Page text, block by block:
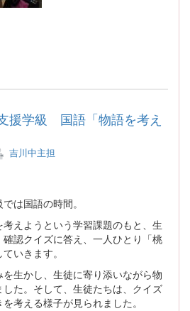
援学級 国語「物語を考え
吉川中主担
は国語の時間。
えようという学習課題のもと、生
認クイズに答え、一人ひとり「桃
いきます。
生かし、生徒に寄り添いながら物
た。そして、生徒たちは、クイズ
考える様子が見られました。